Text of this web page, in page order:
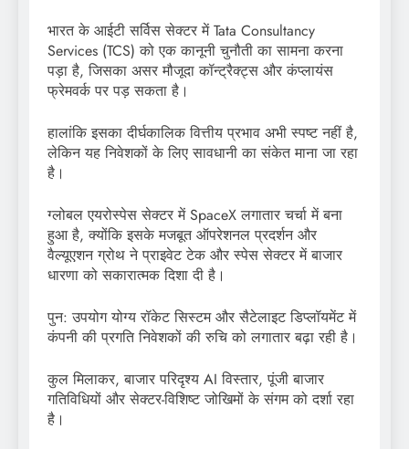
भारत के आईटी सर्विस सेक्टर में Tata Consultancy
Services (TCS) को एक कानूनी चुनौती का सामना करना
पड़ा है, जिसका असर मौजूदा कॉन्ट्रैक्ट्स और कंप्लायंस
फ्रेमवर्क पर पड़ सकता है।
हालांकि इसका दीर्घकालिक वित्तीय प्रभाव अभी स्पष्ट नहीं है,
लेकिन यह निवेशकों के लिए सावधानी का संकेत माना जा रहा
है।
ग्लोबल एयरोस्पेस सेक्टर में SpaceX लगातार चर्चा में बना
हुआ है, क्योंकि इसके मजबूत ऑपरेशनल प्रदर्शन और
वैल्यूएशन ग्रोथ ने प्राइवेट टेक और स्पेस सेक्टर में बाजार
धारणा को सकारात्मक दिशा दी है।
पुन: उपयोग योग्य रॉकेट सिस्टम और सैटेलाइट डिप्लॉयमेंट में
कंपनी की प्रगति निवेशकों की रुचि को लगातार बढ़ा रही है।
कुल मिलाकर, बाजार परिदृश्य AI विस्तार, पूंजी बाजार
गतिविधियों और सेक्टर-विशिष्ट जोखिमों के संगम को दर्शा रहा
है।